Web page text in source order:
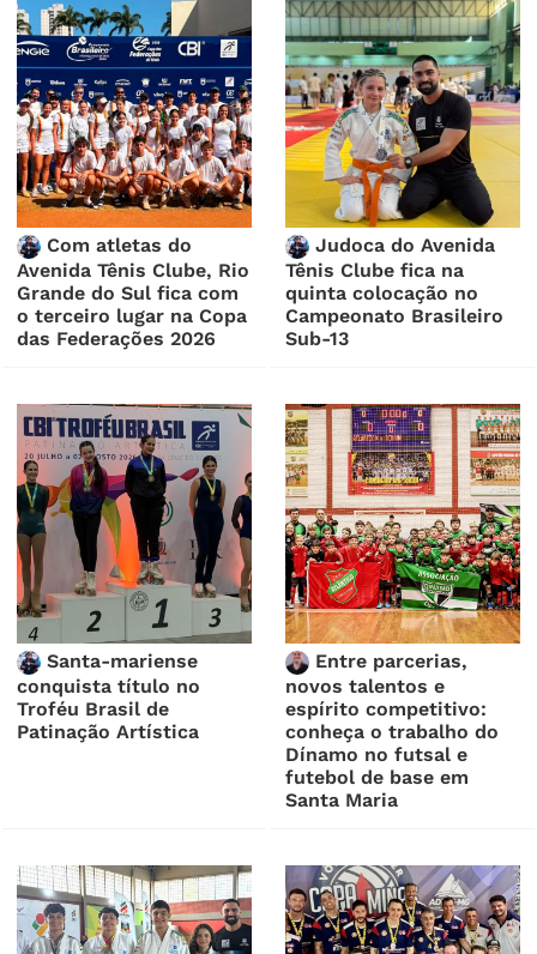
Com atletas do
Avenida Tênis Clube, Rio
Grande do Sul fica com
o terceiro lugar na Copa
das Federações 2026
Judoca do Avenida
Tênis Clube fica na
quinta colocação no
Campeonato Brasileiro
Sub-13
Santa-mariense
conquista título no
Troféu Brasil de
Patinação Artística
Entre parcerias,
novos talentos e
espírito competitivo:
conheça o trabalho do
Dínamo no futsal e
futebol de base em
Santa Maria